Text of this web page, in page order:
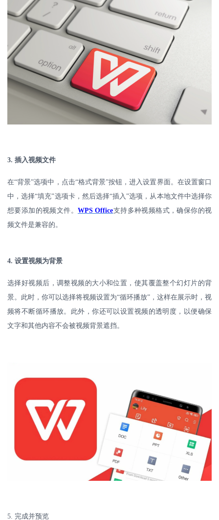
3. 插入视频文件
在“背景”选项中，点击“格式背景”按钮，进入设置界面。在设置窗口
中，选择“填充”选项卡，然后选择“插入”选项，从本地文件中选择你
想要添加的视频文件。 WPS Office支持多种视频格式，确保你的视
频文件是兼容的。
4. 设置视频为背景
选择好视频后，调整视频的大小和位置，使其覆盖整个幻灯片的背
景。此时，你可以选择将视频设置为“循环播放”，这样在展示时，视
频将不断循环播放。此外，你还可以设置视频的透明度，以便确保
文字和其他内容不会被视频背景遮挡。
5. 完成并预览